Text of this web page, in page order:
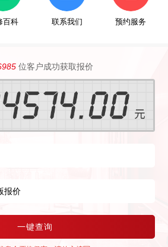
百科 联系我们 预约服务
位客户成功获取报价
一键查询